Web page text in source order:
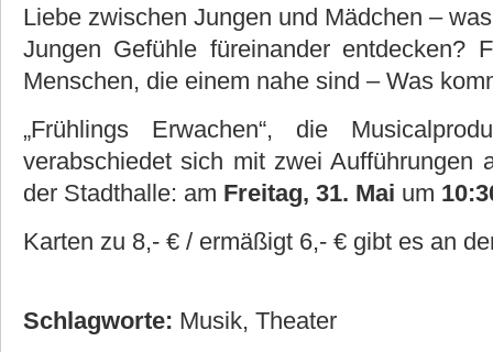
Liebe zwischen Jungen und Mädchen –
Jungen Gefühle füreinander entdecken?
Menschen, die einem nahe sind – Was
„Frühlings Erwachen“, die
verabschiedet sich mit zwei Aufführungen
der Stadthalle: am Freitag, 31. Mai um
Karten zu 8,- € / ermäßigt 6,- € gibt es an
Schlagworte: Musik, Theater